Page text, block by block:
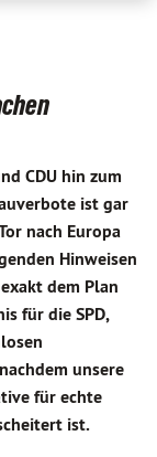
CDU hin zum
ist gar
nach Europa
Hinweisen
dem Plan
für die SPD,
unsere
für echte
ist.